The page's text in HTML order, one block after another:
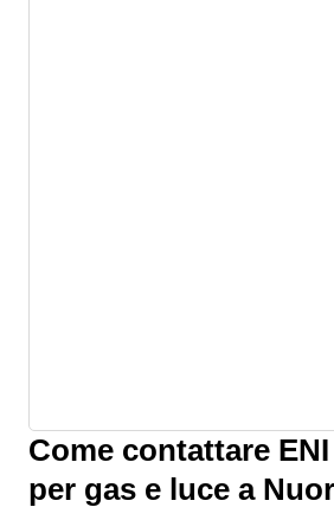
Come contattare
per gas e luce a